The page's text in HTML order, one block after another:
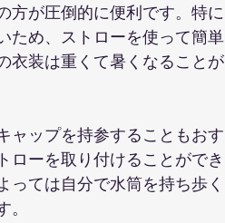
方が圧倒的に便利です。特に
ため、ストローを使って簡単
衣装は重くて暑くなることが
ャップを持参することもおす
ローを取り付けることができ
っては自分で水筒を持ち歩く